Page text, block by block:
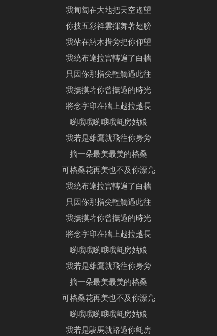
我匍匐在大地把天空遙望
你披五彩祥雲揮舞著翅膀
我站在納木措旁把你仰望
我繞布達拉宮轉遍了白牆
只因你那指尖輕觸過此往
我撫摸著你曾撫過的時光
將念字印在牆上越拉越長
喲哦哦喲哦哦氈房姑娘
我若是雄鷹就飛往你身旁
摘一朵最美最美的格桑
可格桑花再美也不及你漂亮
我繞布達拉宮轉遍了白牆
只因你那指尖輕觸過此往
我撫摸著你曾撫過的時光
將念字印在牆上越拉越長
喲哦哦喲哦哦氈房姑娘
我若是雄鷹就飛往你身旁
摘一朵最美最美的格桑
可格桑花再美也不及你漂亮
喲哦哦喲哦哦氈房姑娘
我若是駿馬就路過你氈房